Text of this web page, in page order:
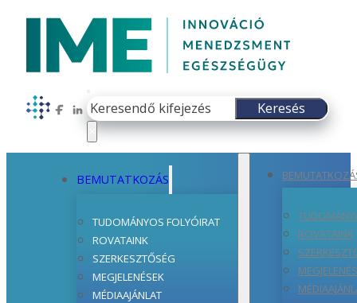
Follow us on Facebook
Follow us on LinkedIn
Keresés
Keresés
BEMUTATKOZÁS
TUDOMÁNYOS FOLYÓIRAT
ROVATAINK
SZERKESZTŐSÉG
MEGJELENÉSEK
MÉDIAAJÁNLAT
ROVATAINK